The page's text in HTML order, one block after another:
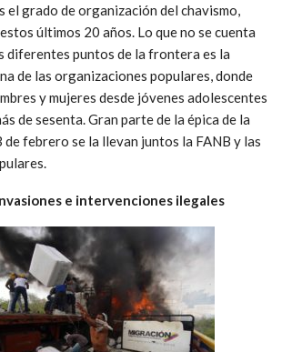
el grado de organización del chavismo,
últimos 20 años. Lo que no se cuenta
diferentes puntos de la frontera es la
de las organizaciones populares, donde
y mujeres desde jóvenes adolescentes
de sesenta. Gran parte de la épica de la
febrero se la llevan juntos la FANB y las
e intervenciones ilegales